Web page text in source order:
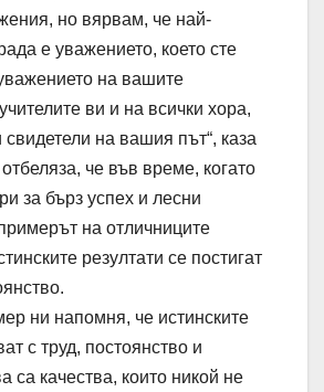
но вярвам, че най-
е уважението, което сте
на вашите
ви и на всички хора,
свидетели на вашия път“, каза
че във време, когато
за бърз успех и лесни
на отличниците
резултати се постигат
ни напомня, че истинските
с труд, постоянство и
са качества, които никой не